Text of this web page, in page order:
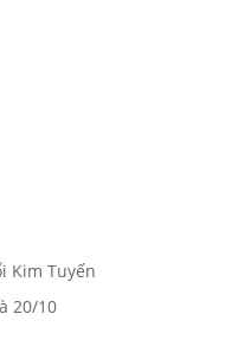
Kim Tuyến
20/10